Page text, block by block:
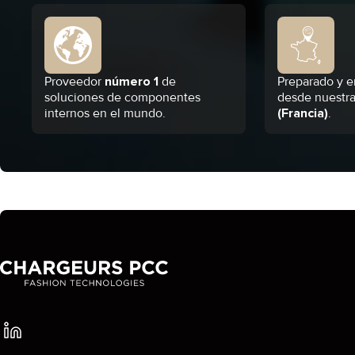
Proveedor número 1 de
soluciones de componentes
internos en el mundo.
Preparado y
desde
(Francia).